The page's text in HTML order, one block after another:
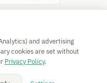
Terms |
🍪 Cookies
and advertising
cookies are set without
Privacy Policy.